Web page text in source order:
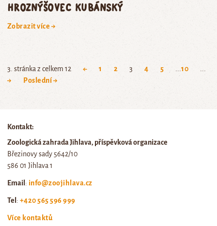
hroznýšovec kubánský
Zobrazit více →
3. stránka z celkem 12 ← 1 2 3 4 5 ...10
→
Poslední →
Kontakt:
Zoologická zahrada Jihlava, příspěvková organizace
Březinovy sady 5642/10
586 01 Jihlava 1
Email: info@zoojihlava.cz
Tel: +420 565 596 999
Více kontaktů